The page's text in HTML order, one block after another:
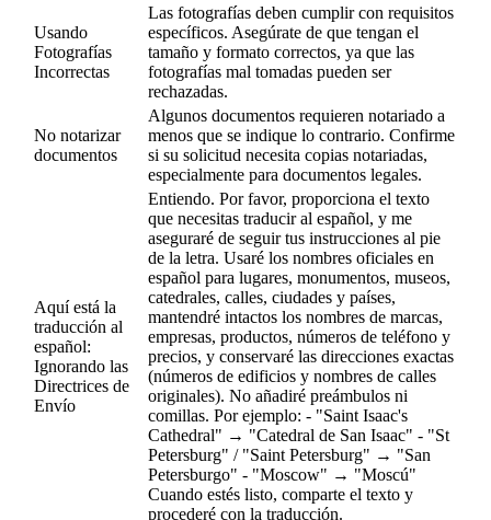
Usando
Fotografías
Incorrectas
Las fotografías deben cumplir con requisitos
específicos. Asegúrate de que tengan el
tamaño y formato correctos, ya que las
fotografías mal tomadas pueden ser
rechazadas.
No notarizar
documentos
Algunos documentos requieren notariado a
menos que se indique lo contrario. Confirme
si su solicitud necesita copias notariadas,
especialmente para documentos legales.
Aquí está la
traducción al
español:
Ignorando las
Directrices de
Envío
Entiendo. Por favor, proporciona el texto
que necesitas traducir al español, y me
aseguraré de seguir tus instrucciones al pie
de la letra. Usaré los nombres oficiales en
español para lugares, monumentos, museos,
catedrales, calles, ciudades y países,
mantendré intactos los nombres de marcas,
empresas, productos, números de teléfono y
precios, y conservaré las direcciones exactas
(números de edificios y nombres de calles
originales). No añadiré preámbulos ni
comillas. Por ejemplo: - "Saint Isaac's
Cathedral" → "Catedral de San Isaac" - "St
Petersburg" / "Saint Petersburg" → "San
Petersburgo" - "Moscow" → "Moscú"
Cuando estés listo, comparte el texto y
procederé con la traducción.